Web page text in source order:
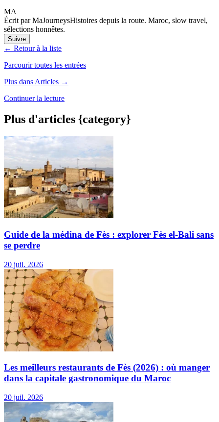
MA
Écrit par MaJourneysHistoires depuis la route. Maroc, slow travel,
sélections honnêtes.
Suivre
← Retour à la liste
Parcourir toutes les entrées
Plus dans Articles →
Continuer la lecture
Plus d'articles {category}
Guide de la médina de Fès : explorer Fès el-Bali sans
se perdre
20 juil. 2026
Les meilleurs restaurants de Fès (2026) : où manger
dans la capitale gastronomique du Maroc
20 juil. 2026